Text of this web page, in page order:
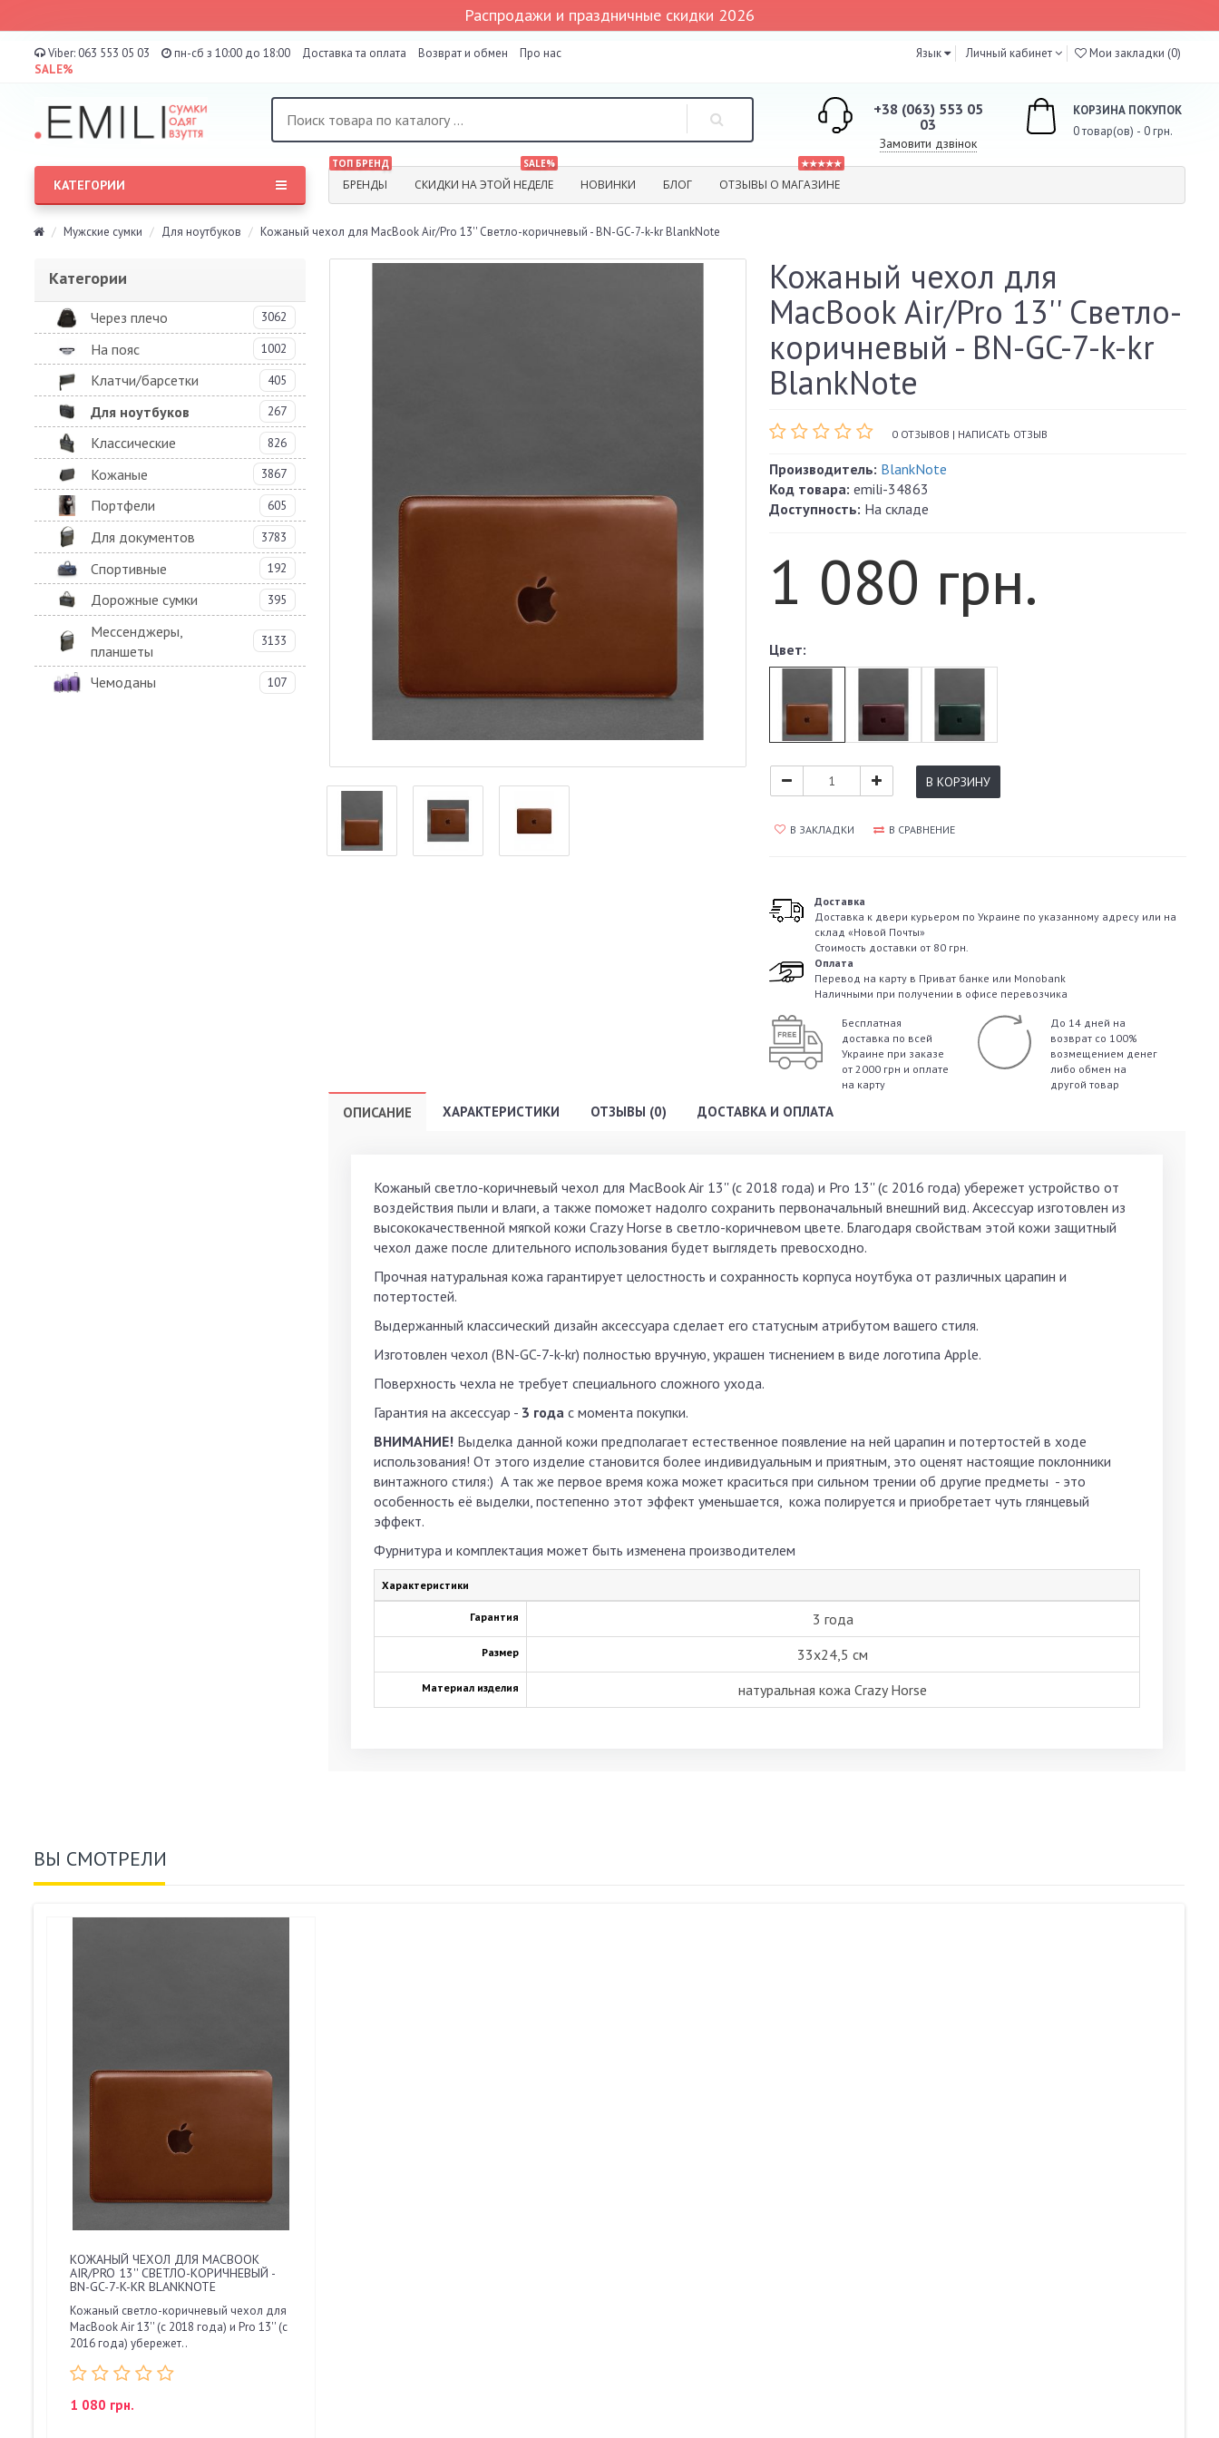
Распродажи и праздничные скидки 2026
Viber: 063 553 05 03 пн-сб з 10:00 до 18:00 Доставка та оплата Возврат и обмен
Про нас
SALE%
Язык Личный кабинет Мои закладки (0)
+38 (063) 553 05
03
Замовити дзвінок
КОРЗИНА ПОКУПОК
0 товар(ов) - 0 грн.
ТОП БРЕНД
БРЕНДЫ
SALE%
СКИДКИ НА ЭТОЙ НЕДЕЛЕ НОВИНКИ БЛОГ
★★★★★
ОТЗЫВЫ О МАГАЗИНЕ
КАТЕГОРИИ
Мужские сумки Для ноутбуков Кожаный чехол для MacBook Air/Pro 13'' Светло-коричневый - BN-GC-7-k-kr BlankNote
Категории
Через плечо 3062
На пояс 1002
Клатчи/барсетки 405
Для ноутбуков 267
Классические 826
Кожаные 3867
Портфели 605
Для документов 3783
Спортивные 192
Дорожные сумки 395
Мессенджеры,
планшеты
3133
Чемоданы 107
Кожаный чехол для
MacBook Air/Pro 13'' Светло-
коричневый - BN-GC-7-k-kr
BlankNote
0 ОТЗЫВОВ | НАПИСАТЬ ОТЗЫВ
Производитель: BlankNote
Код товара: emili-34863
Доступность: На складе
1 080 грн.
Цвет:
В КОРЗИНУ
В ЗАКЛАДКИ В СРАВНЕНИЕ
Доставка
Доставка к двери курьером по Украине по указанному адресу или на
склад «Новой Почты»
Стоимость доставки от 80 грн.
Оплата
Перевод на карту в Приват банке или Monobank
Наличными при получении в офисе перевозчика
Бесплатная
доставка по всей
Украине при заказе
от 2000 грн и оплате
на карту
До 14 дней на
возврат со 100%
возмещением денег
либо обмен на
другой товар
ОПИСАНИЕ ХАРАКТЕРИСТИКИ ОТЗЫВЫ (0) ДОСТАВКА И ОПЛАТА
Кожаный светло-коричневый чехол для MacBook Air 13'' (с 2018 года) и Pro 13'' (с 2016 года) убережет устройство от
воздействия пыли и влаги, а также поможет надолго сохранить первоначальный внешний вид. Аксессуар изготовлен из
высококачественной мягкой кожи Crazy Horse в светло-коричневом цвете. Благодаря свойствам этой кожи защитный
чехол даже после длительного использования будет выглядеть превосходно.
Прочная натуральная кожа гарантирует целостность и сохранность корпуса ноутбука от различных царапин и
потертостей.
Выдержанный классический дизайн аксессуара сделает его статусным атрибутом вашего стиля.
Изготовлен чехол (BN-GC-7-k-kr) полностью вручную, украшен тиснением в виде логотипа Apple.
Поверхность чехла не требует специального сложного ухода.
Гарантия на аксессуар - 3 годас момента покупки.
ВНИМАНИЕ! Выделка данной кожи предполагает естественное появление на ней царапин и потертостей в ходе
использования! От этого изделие становится более индивидуальным и приятным, это оценят настоящие поклонники
винтажного стиля:) А так же первое время кожа может краситься при сильном трении об другие предметы - это
особенность её выделки, постепенно этот эффект уменьшается, кожа полируется и приобретает чуть глянцевый
эффект.
Фурнитура и комплектация может быть изменена производителем
Характеристики
Гарантия 3 года
Размер 33х24,5 см
Материал изделия натуральная кожа Crazy Horse
ВЫ СМОТРЕЛИ
КОЖАНЫЙ ЧЕХОЛ ДЛЯ MACBOOK
AIR/PRO 13'' СВЕТЛО-КОРИЧНЕВЫЙ -
BN-GC-7-K-KR BLANKNOTE
Кожаный светло-коричневый чехол для
MacBook Air 13'' (с 2018 года) и Pro 13'' (с
2016 года) убережет..
1 080 грн.